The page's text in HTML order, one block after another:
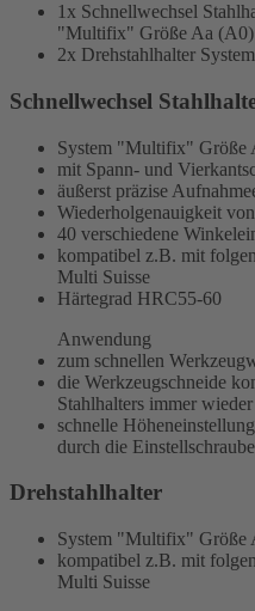
1x Schnellwechsel
"Multifix" Größe Aa (A0)
2x Drehstahlhalter
Schnellwechsel
System "Multifix" Größe
mit Spann- und
äußerst präzise
Wiederholgenauigkeit
40 verschiedene
kompatibel z.B. mit
Multi Suisse
Härtegrad HRC55-60
Anwendung
zum schnellen
die Werkzeugschneide
Stahlhalters immer
schnelle
durch die
Drehstahlhalter
System "Multifix" Größe
kompatibel z.B. mit
Multi Suisse